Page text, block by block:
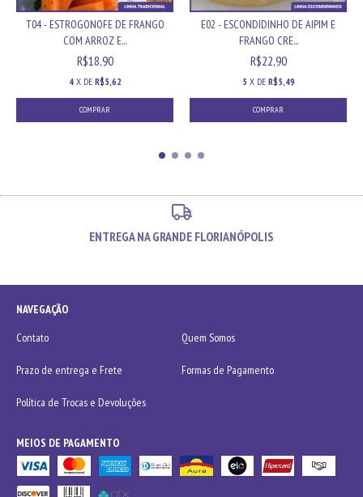
T04 - ESTROGONOFE DE FRANGO
COM ARROZ E...
R$18,90
4 X DE R$5,62
COMPRAR
E02 - ESCONDIDINHO DE AIPIM E
FRANGO CRE...
R$22,90
5 X DE R$5,49
COMPRAR
ENTREGA NA GRANDE FLORIANÓPOLIS
NAVEGAÇÃO
Contato
Quem Somos
Prazo de entrega e Frete Formas de Pagamento
Política de Trocas e Devoluções
MEIOS DE PAGAMENTO